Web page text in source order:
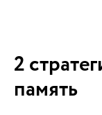
2
память